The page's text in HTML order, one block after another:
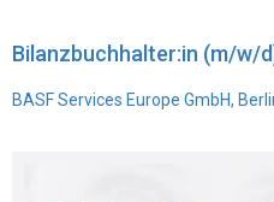
Bilanzbuchhalter:in (m/w/
BASF Services Europe GmbH,